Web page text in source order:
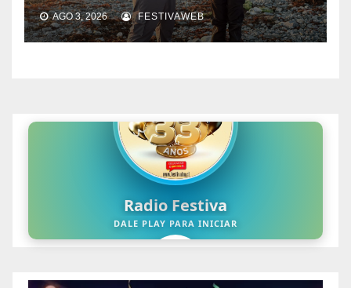
AGO 3, 2026 FESTIVAWEB